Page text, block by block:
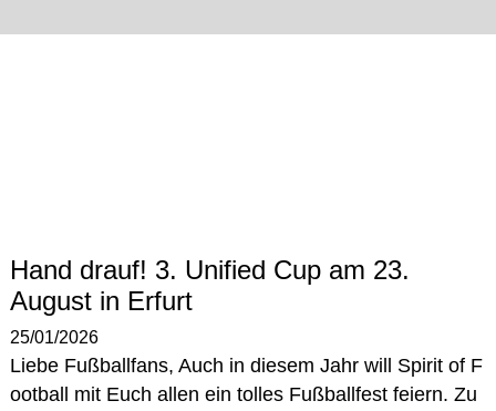
Hand drauf! 3. Unified Cup am 23.
August in Erfurt
25/01/2026
Liebe Fußballfans, Auch in diesem Jahr will Spirit of F
ootball mit Euch allen ein tolles Fußballfest feiern. Zu